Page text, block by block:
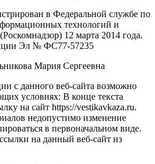
в Федеральной службе по
технологий и
12 марта 2014 года.
Эл № ФС77-57235
Мария Сергеевна
с данного веб-сайта возможно
условиях: В конце текста
на сайт https://vestikavkaza.ru.
недопустимо изменение
в первоначальном виде.
на данный веб-сайт из